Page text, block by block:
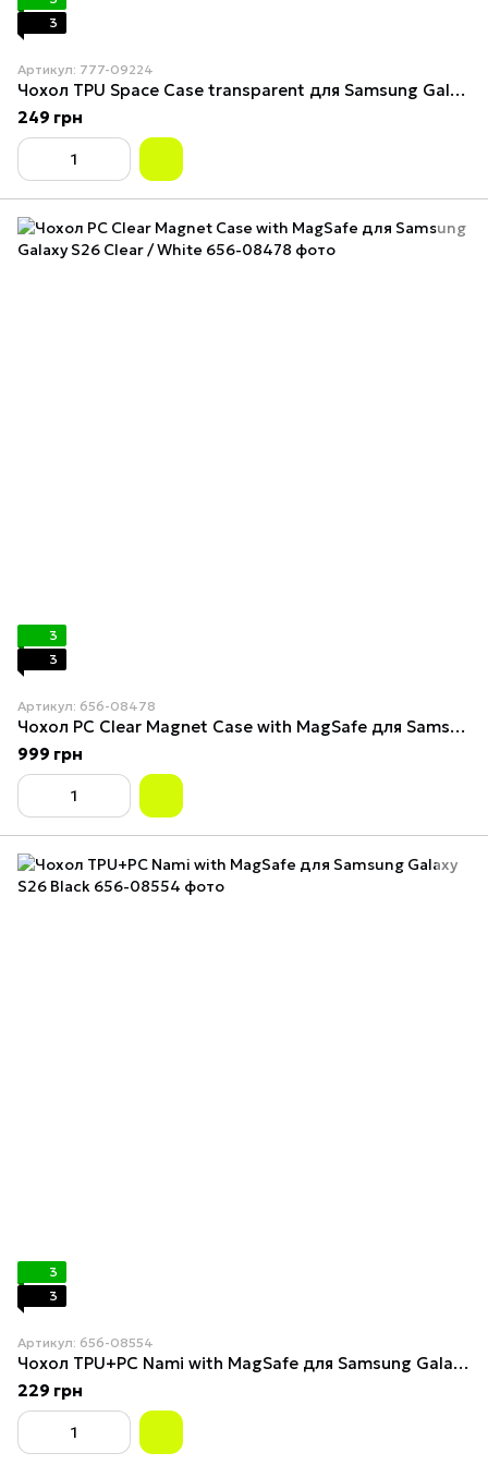
3
Артикул: 777-09224
Чохол TPU Space Case transparent для Samsung Galaxy S26 / S26 Pro Transparent
249 грн
3
3
Артикул: 656-08478
Чохол PC Clear Magnet Case with MagSafe для Samsung Galaxy S26 Clear / White
999 грн
3
3
Артикул: 656-08554
Чохол TPU+PC Nami with MagSafe для Samsung Galaxy S26 Black
229 грн